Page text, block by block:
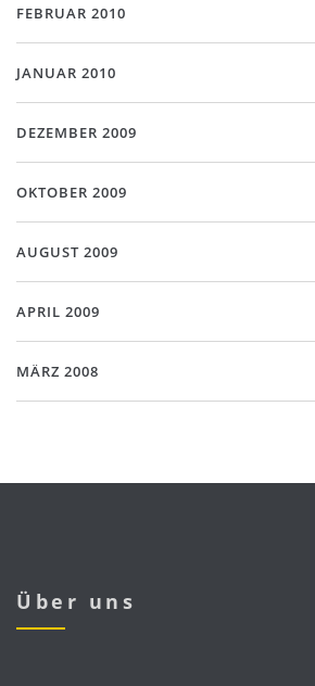
FEBRUAR 2010
JANUAR 2010
DEZEMBER 2009
OKTOBER 2009
AUGUST 2009
APRIL 2009
MÄRZ 2008
Über uns